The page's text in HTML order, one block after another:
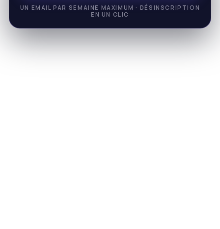
UN EMAIL PAR SEMAINE MAXIMUM · DÉSINSCRIPTION
EN UN CLIC